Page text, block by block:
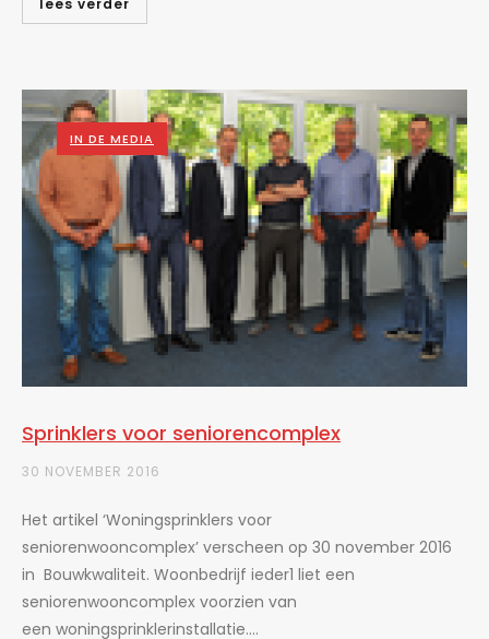
lees verder
IN DE MEDIA
Sprinklers voor seniorencomplex
30 NOVEMBER 2016
Het artikel ‘Woningsprinklers voor
seniorenwooncomplex’ verscheen op 30 november 2016
in Bouwkwaliteit. Woonbedrijf ieder1 liet een
seniorenwooncomplex voorzien van
een woningsprinklerinstallatie....